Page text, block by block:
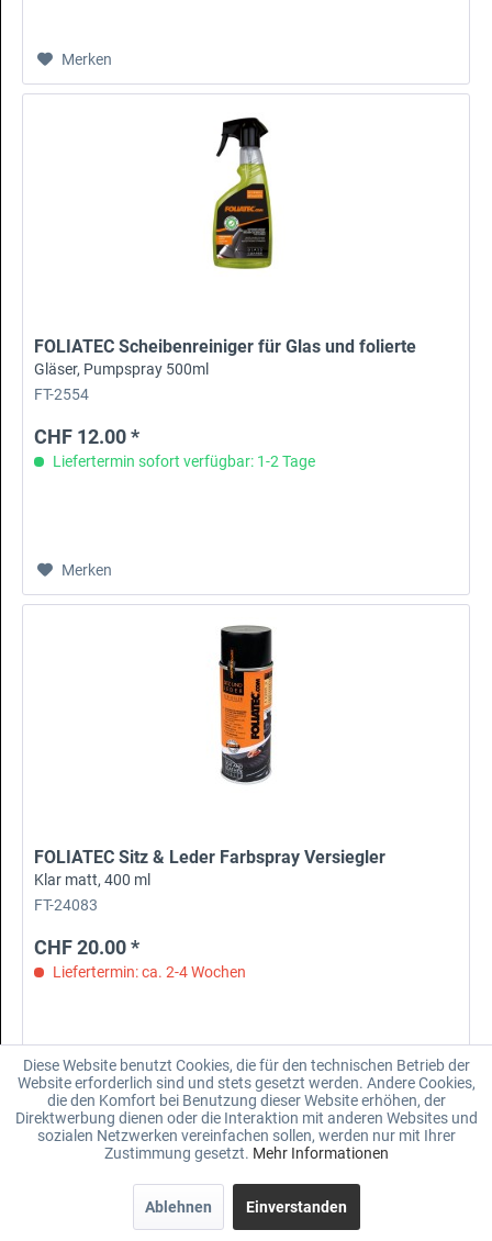
Merken
FOLIATEC Scheibenreiniger für Glas und folierte
Gläser, Pumpspray 500ml
FT-2554
CHF 12.00 *
Liefertermin sofort verfügbar: 1-2 Tage
Merken
FOLIATEC Sitz & Leder Farbspray Versiegler
Klar matt, 400 ml
FT-24083
CHF 20.00 *
Liefertermin: ca. 2-4 Wochen
Merken
Diese Website benutzt Cookies, die für den technischen Betrieb der
Website erforderlich sind und stets gesetzt werden. Andere Cookies,
die den Komfort bei Benutzung dieser Website erhöhen, der
Direktwerbung dienen oder die Interaktion mit anderen Websites und
sozialen Netzwerken vereinfachen sollen, werden nur mit Ihrer
Zustimmung gesetzt. Mehr Informationen
Ablehnen Einverstanden